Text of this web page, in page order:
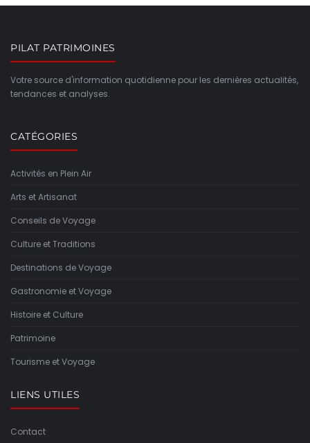
PILAT PATRIMOINES
Votre source d'information quotidienne pour les dernières actualités,
tendances et analyses.
CATÉGORIES
Activités en Plein Air
Arts et Artisanat
Conseils de Voyage
Culture et Traditions
Destinations de Voyage
Gastronomie et Voyage
Histoire et Culture
Patrimoine
Tourisme et Voyage
LIENS UTILES
Contact